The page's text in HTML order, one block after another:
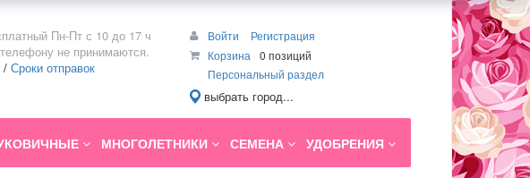
Пн-Пт с 10 до 17 ч
не принимаются.
/ Сроки отправок
Войти
Регистрация
Корзина
0 позиций
Персональный раздел
выбрать город...
МНОГОЛЕТНИКИ СЕМЕНА УДОБРЕНИЯ